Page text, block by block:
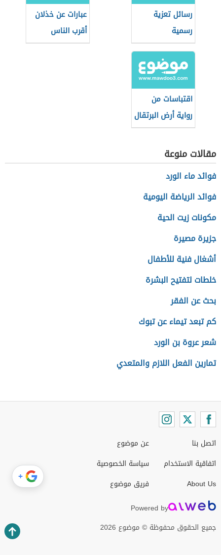
رسائل تعزية
رسمية
عبارات عن خذلان
أقرب الناس
اقتباسات من
رواية أرض البرتقال
الحزين لغسان
كنفاني
مقالات منوعة
فوائد ماء الورد
فوائد الرياضة اليومية
مكونات زيت الحية
جزيرة مصيرة
أشغال فنية للأطفال
خلطات لتفتيح البشرة
بحث عن الفقر
كم تبعد تيماء عن تبوك
شعر عروة بن الورد
تمارين الفعل اللازم والمتعدي
اتصل بنا
اتفاقية الاستخدام
About Us
عن موضوع
سياسة الخصوصية
فريق موضوع
Powered by
جميع الحقوق محفوظة © موضوع 2026
+